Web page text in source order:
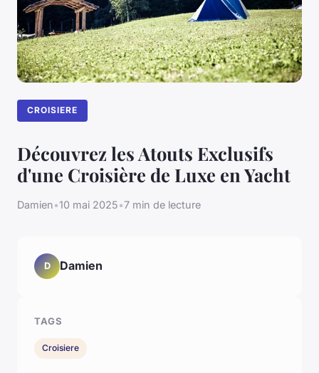
CROISIERE
Découvrez les Atouts Exclusifs
d'une Croisière de Luxe en Yacht
Damien•10 mai 2025•7 min de lecture
D Damien
TAGS
Croisiere